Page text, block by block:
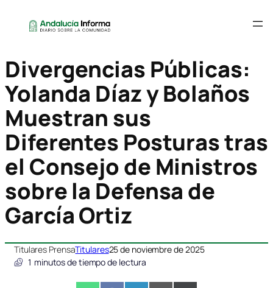
Divergencias Públicas:
Yolanda Díaz y Bolaños
Muestran sus
Diferentes Posturas tras
el Consejo de Ministros
sobre la Defensa de
García Ortiz
Titulares PrensaTitulares25 de noviembre de 2025
1 minutos de tiempo de lectura